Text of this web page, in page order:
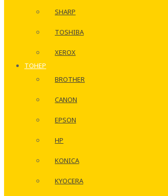
SHARP
TOSHIBA
XEROX
ТОНЕР
BROTHER
CANON
EPSON
HP
KONICA
KYOCERA